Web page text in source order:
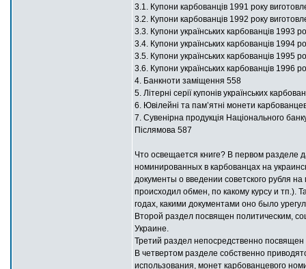
3.1. Купони карбованців 1991 року
3.2. Купони карбованців 1992 року
3.3. Купони українських карбованців 1993
3.4. Купони українських карбованців 1994
3.5. Купони українських карбованців 1995
3.6. Купони українських карбованців 1996
4. Банкноти заміщення 558
5. Літерні серії купонів українських
6. Ювілейні та пам’ятні монети
7. Сувенірна продукція Національного
Післямова 587
Что освещается книге? В первом разделе
номинированных в карбованцах на
документы о введении советского рубля
происходил обмен, по какому курсу и
годах, какими документами оно было
Второй раздел посвящен политическим,
Украине.
Третий раздел непосредственно
В четвертом разделе собственно
использования, монет карбованцевого